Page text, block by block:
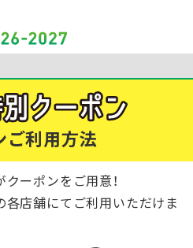
ご利用方法
ーポンをご用意！
店舗にてご利用いただけま